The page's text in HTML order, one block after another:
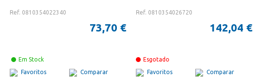
Ref. 0810354022340
73,70 €
Em Stock
Favoritos
Comparar
Ref. 0810354026720
142,04 €
Esgotado
Favoritos
Comparar